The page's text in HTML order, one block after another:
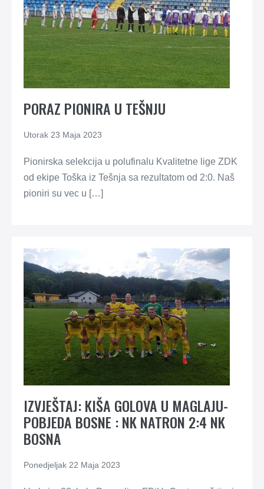
PORAZ PIONIRA U TEŠNJU
Utorak 23 Maja 2023
Pionirska selekcija u polufinalu Kvalitetne lige ZDK
od ekipe Toška iz Tešnja sa rezultatom od 2:0. Naš
pioniri su vec u […]
IZVJEŠTAJ: KIŠA GOLOVA U MAGLAJU-
POBJEDA BOSNE : NK NATRON 2:4 NK
BOSNA
Ponedjeljak 22 Maja 2023